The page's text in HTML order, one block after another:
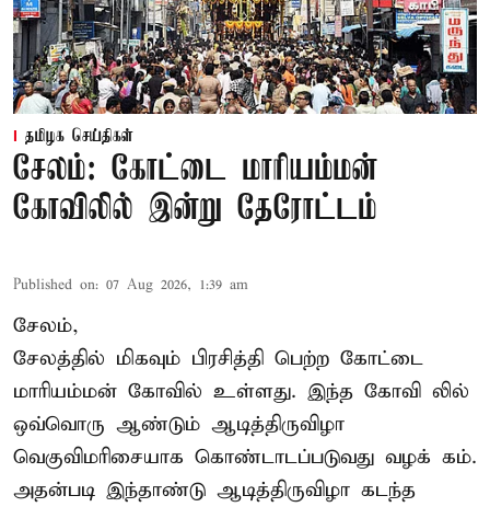
தமிழக செய்திகள்
சேலம்: கோட்டை மாரியம்மன்
கோவிலில் இன்று தேரோட்டம்
Published on: 07 Aug 2026, 1:39 am
சேலம்,
சேலத்தில் மிகவும் பிரசித்தி பெற்ற கோட்டை
மாரியம்மன் கோவில் உள்ளது. இந்த கோவி லில்
ஒவ்வொரு ஆண்டும் ஆடித்திருவிழா
வெகுவிமரிசையாக கொண்டாடப்படுவது வழக் கம்.
அதன்படி இந்தாண்டு ஆடித்திருவிழா கடந்த